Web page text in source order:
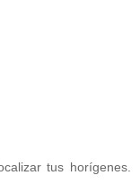
tus horígenes.